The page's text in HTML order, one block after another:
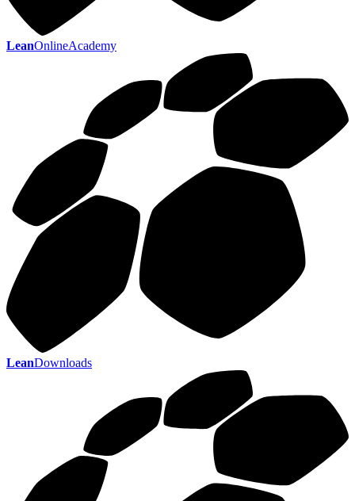
LeanOnlineAcademy
LeanDownloads